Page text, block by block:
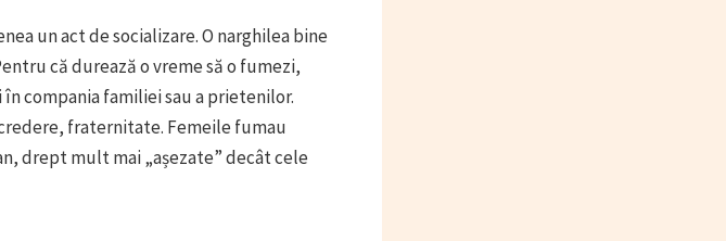
un act de socializare. O narghilea bine
că durează o vreme să o fumezi,
compania familiei sau a prietenilor.
fraternitate. Femeile fumau
drept mult mai „așezate” decât cele